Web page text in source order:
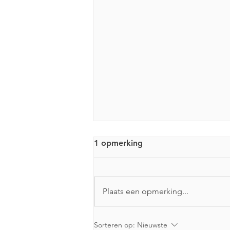
Anarchistische boekwinkel
1 opmerking
Plaats een opmerking...
Sorteren op: Nieuwste